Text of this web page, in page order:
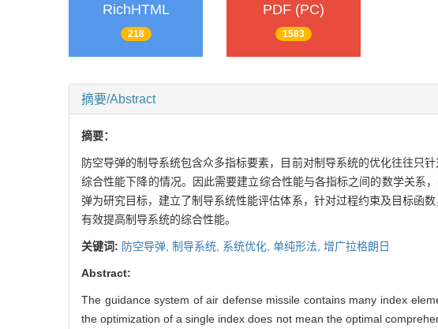
RichHTML
218
PDF (PC)
1583
摘要/Abstract
摘要：
防空导弹的制导系统包含众多指标要素，目前对制导系统的优化往往只
综合性能下降的情况。因此需要建立综合性能与各指标之间的数学关系
弹为研究目标，建立了制导系统性能评估体系，针对过程约束及目标函
有效提高制导系统的综合性能。
关键词: 防空导弹, 制导系统, 系统优化, 单纯形法, 增广拉格朗日
Abstract:
The guidance system of air defense missile contains many index
the optimization of a single index does not mean the optimal